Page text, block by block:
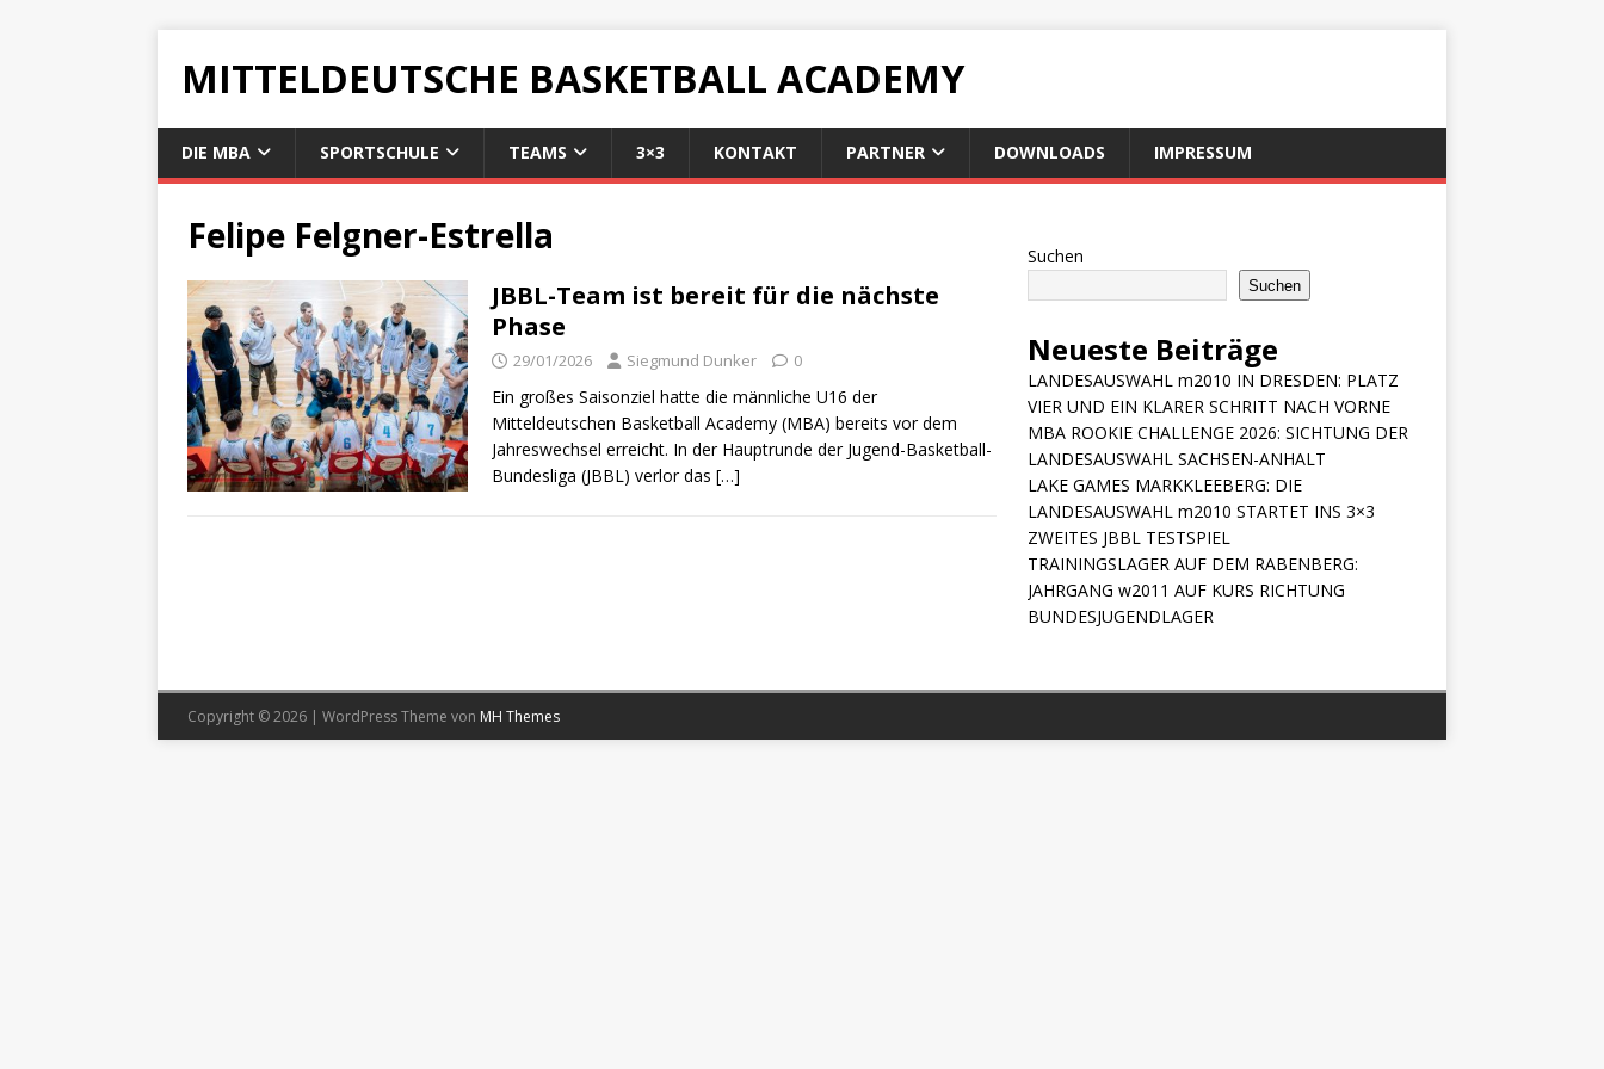
MITTELDEUTSCHE BASKETBALL ACADEMY
DIE MBA SPORTSCHULE TEAMS 3×3 KONTAKT PARTNER DOWNLOADS IMPRESSUM
Felipe Felgner-Estrella
JBBL-Team ist bereit für die nächste
Phase
29/01/2026 Siegmund Dunker 0
Ein großes Saisonziel hatte die männliche U16 der
Mitteldeutschen Basketball Academy (MBA) bereits vor dem
Jahreswechsel erreicht. In der Hauptrunde der Jugend-Basketball-
Bundesliga (JBBL) verlor das […]
Suchen
Suchen
Neueste Beiträge
LANDESAUSWAHL m2010 IN DRESDEN: PLATZ
VIER UND EIN KLARER SCHRITT NACH VORNE
MBA ROOKIE CHALLENGE 2026: SICHTUNG DER
LANDESAUSWAHL SACHSEN-ANHALT
LAKE GAMES MARKKLEEBERG: DIE
LANDESAUSWAHL m2010 STARTET INS 3×3
ZWEITES JBBL TESTSPIEL
TRAININGSLAGER AUF DEM RABENBERG:
JAHRGANG w2011 AUF KURS RICHTUNG
BUNDESJUGENDLAGER
Copyright © 2026 | WordPress Theme von MH Themes